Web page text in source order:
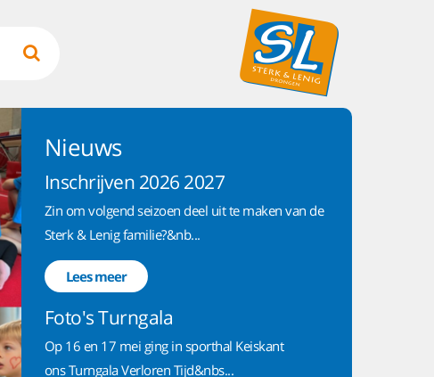
Nieuws
Inschrijven 2026 2027
Zin om volgend seizoen deel uit te maken van de
Sterk & Lenig familie?&nb...
Lees meer
Foto's Turngala
Op 16 en 17 mei ging in sporthal Keiskant
ons Turngala Verloren Tijd&nbs...